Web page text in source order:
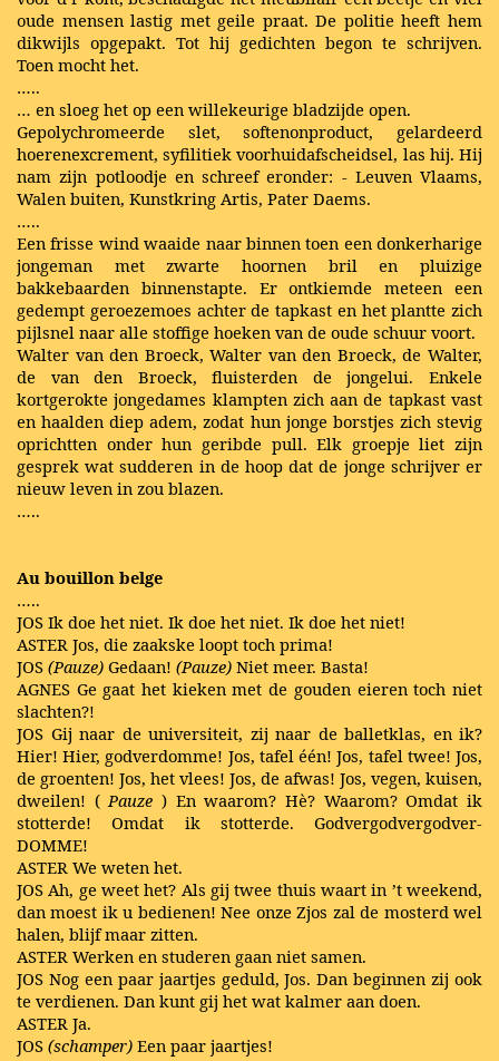
oude mensen lastig met geile praat. De politie heeft hem
dikwijls opgepakt. Tot hij gedichten begon te schrijven.
Toen mocht het.
…..
… en sloeg het op een willekeurige bladzijde open.
Gepolychromeerde slet, softenonproduct, gelardeerd
hoerenexcrement, syfilitiek voorhuidafscheidsel, las hij. Hij
nam zijn potloodje en schreef eronder: - Leuven Vlaams,
Walen buiten, Kunstkring Artis, Pater Daems.
…..
Een frisse wind waaide naar binnen toen een donkerharige
jongeman met zwarte hoornen bril en pluizige
bakkebaarden binnenstapte. Er ontkiemde meteen een
gedempt geroezemoes achter de tapkast en het plantte zich
pijlsnel naar alle stoffige hoeken van de oude schuur voort.
Walter van den Broeck, Walter van den Broeck, de Walter,
de van den Broeck, fluisterden de jongelui. Enkele
kortgerokte jongedames klampten zich aan de tapkast vast
en haalden diep adem, zodat hun jonge borstjes zich stevig
oprichtten onder hun geribde pull. Elk groepje liet zijn
gesprek wat sudderen in de hoop dat de jonge schrijver er
nieuw leven in zou blazen.
…..
Au bouillon belge
…..
JOS Ik doe het niet. Ik doe het niet. Ik doe het niet!
ASTER Jos, die zaakske loopt toch prima!
JOS (Pauze) Gedaan! (Pauze) Niet meer. Basta!
AGNES Ge gaat het kieken met de gouden eieren toch niet
slachten?!
JOS Gij naar de universiteit, zij naar de balletklas, en ik?
Hier! Hier, godverdomme! Jos, tafel één! Jos, tafel twee! Jos,
de groenten! Jos, het vlees! Jos, de afwas! Jos, vegen, kuisen,
dweilen! ( Pauze ) En waarom? Hè? Waarom? Omdat ik
stotterde! Omdat ik stotterde. Godvergodvergodver-
DOMME!
ASTER We weten het.
JOS Ah, ge weet het? Als gij twee thuis waart in ’t weekend,
dan moest ik u bedienen! Nee onze Zjos zal de mosterd wel
halen, blijf maar zitten.
ASTER Werken en studeren gaan niet samen.
JOS Nog een paar jaartjes geduld, Jos. Dan beginnen zij ook
te verdienen. Dan kunt gij het wat kalmer aan doen.
ASTER Ja.
JOS (schamper) Een paar jaartjes!